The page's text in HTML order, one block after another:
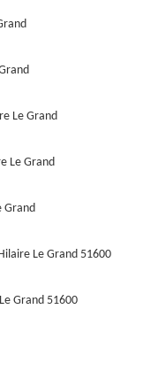
Le Grand
Le Grand
Grand
Le Grand 51600
Grand 51600